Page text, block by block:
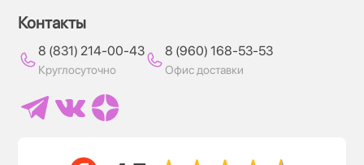
Контакты
8 (831) 214-00-43
Круглосуточно
8 (960) 168-53-53
Офис доставки